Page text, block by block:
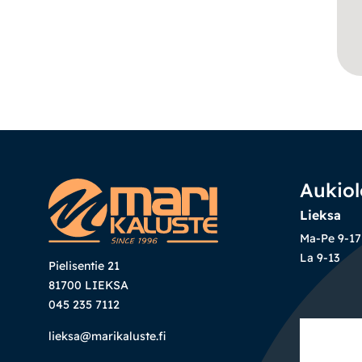
Pielisentie 21
81700 LIEKSA
045 235 7112
lieksa@marikaluste.fi
Lieksa
Ma-Pe 9-17
La 9-13